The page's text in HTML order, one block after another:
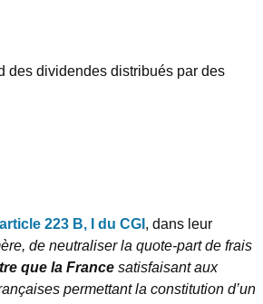
des dividendes distribués par des
article 223 B, I du CGI, dans leur
de neutraliser la quote-part de frais
que la Francesatisfaisant aux
permettant la constitution d’un